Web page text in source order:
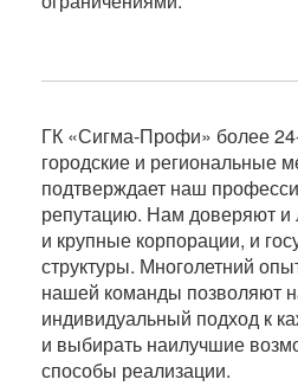
ГК «Сигма-Профи» более
городские и региональные
подтверждает наш
репутацию. Нам доверяют и
и крупные корпорации, и
структуры. Многолетний
нашей команды позволяют
индивидуальный подход к
и выбирать наилучшие
способы реализации.